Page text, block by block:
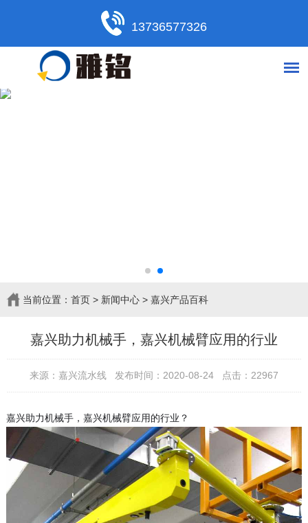
13736577326
当前位置： 首页> 新闻中心> 嘉兴产品百科
嘉兴助力机械手，嘉兴机械臂应用的行业
来源：嘉兴流水线 发布时间：2020-08-24 点击：22967
嘉兴助力机械手，嘉兴机械臂应用的行业？